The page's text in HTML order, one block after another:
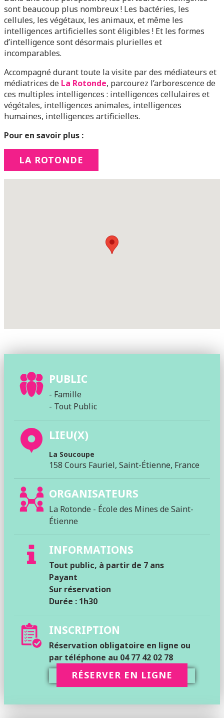
sont beaucoup plus nombreux ! Les bactéries, les
cellules, les végétaux, les animaux, et même les
intelligences artificielles sont éligibles ! Et les formes
d’intelligence sont désormais plurielles et
incomparables.
Accompagné durant toute la visite par des médiateurs et
médiatrices de La Rotonde, parcourez l’arborescence de
ces multiples intelligences : intelligences cellulaires et
végétales, intelligences animales, intelligences
humaines, intelligences artificielles.
Pour en savoir plus :
LA ROTONDE
PUBLIC
- Famille
- Tout Public
LIEU(X)
La Soucoupe
158 Cours Fauriel, Saint-Étienne, France
ORGANISATEURS
La Rotonde - École des Mines de Saint-
Étienne
INFORMATIONS
Tout public, à partir de 7 ans
Payant
Sur réservation
Durée : 1h30
INSCRIPTION
Réservation obligatoire en ligne ou
par téléphone au 04 77 42 02 78
RÉSERVER EN LIGNE